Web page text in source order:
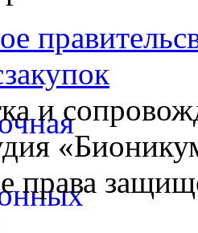
и
права